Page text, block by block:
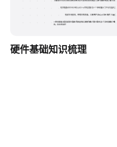
硬件基础知识梳理